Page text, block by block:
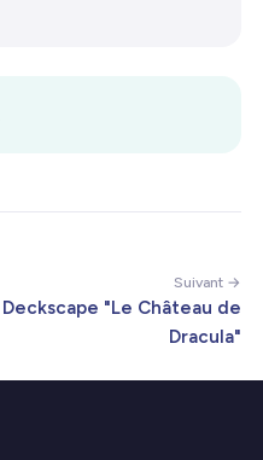
Suivant →
Deckscape "Le Château de
Dracula"